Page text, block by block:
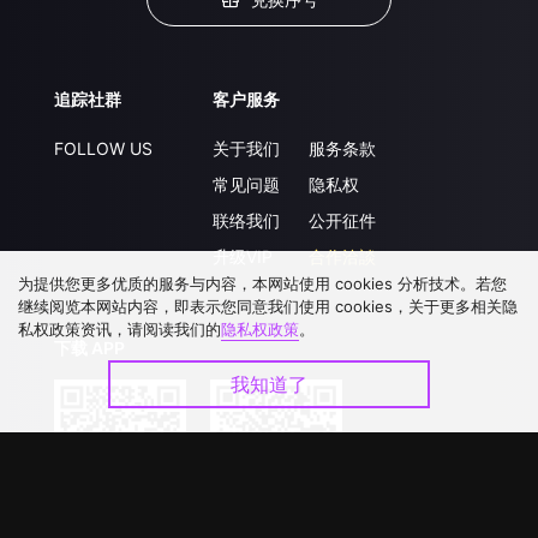
追踪社群
FOLLOW US
客户服务
关于我们
常见问题
联络我们
升级VIP
服务条款
隐私权
公开征件
合作洽談
为提供您更多优质的服务与内容，本网站使用 cookies 分析技术。若您
继续阅览本网站内容，即表示您同意我们使用 cookies，关于更多相关隐
私权政策资讯，请阅读我们的隐私权政策。
我知道了